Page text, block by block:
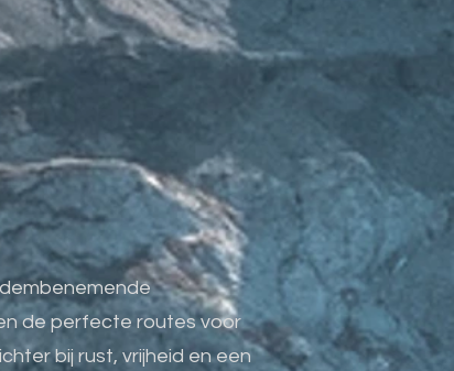
de perfecte routes voor
bij rust, vrijheid en een